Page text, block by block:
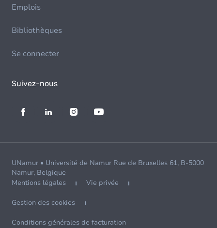
Emplois
Bibliothèques
Se connecter
Suivez-nous
UNamur • Université de Namur Rue de Bruxelles 61, B-5000
Namur, Belgique
Mentions légales
Vie privée
Gestion des cookies
Conditions générales de facturation